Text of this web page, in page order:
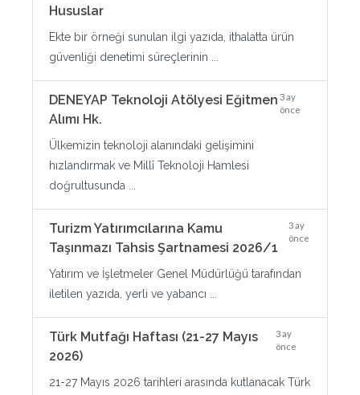
Hususlar
Ekte bir örneği sunulan ilgi yazıda, ithalatta ürün
güvenliği denetimi süreçlerinin ...
DENEYAP Teknoloji Atölyesi Eğitmen
Alımı Hk.
3 ay
önce
Ülkemizin teknoloji alanındaki gelişimini
hızlandırmak ve Millî Teknoloji Hamlesi
doğrultusunda ...
Turizm Yatırımcılarına Kamu
Taşınmazı Tahsis Şartnamesi 2026/1
3 ay
önce
Yatırım ve İşletmeler Genel Müdürlüğü tarafından
iletilen yazıda, yerli ve yabancı ...
Türk Mutfağı Haftası (21-27 Mayıs
2026)
3 ay
önce
21-27 Mayıs 2026 tarihleri arasında kutlanacak Türk